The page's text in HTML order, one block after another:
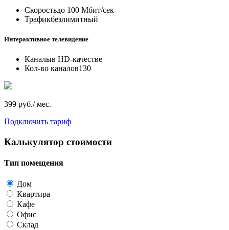
Скоростьдо 100 Мбит/сек
Трафикбезлимитный
Интерактивное телевидение
Каналыв HD-качестве
Кол-во каналов130
399 руб./ мес.
Подключить тариф
Калькулятор стоимости
Тип помещения
Дом
Квартира
Кафе
Офис
Склад